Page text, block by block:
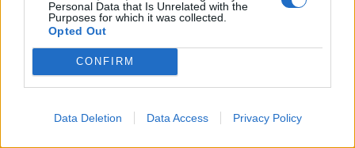
Personal Data that Is Unrelated with the
Purposes for which it was collected.
Opted Out
CONFIRM
Data Deletion Data Access Privacy Policy